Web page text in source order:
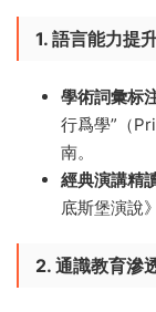
1. 語言能力提
學術詞彙标
行爲學”（
南。
經典演講精
底斯堡演說
2. 通識教育滲